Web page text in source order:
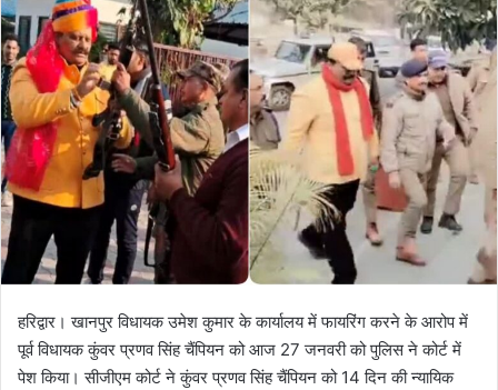
a
n
e
m
a
i
l
हरिद्वार। खानपुर विधायक उमेश कुमार के कार्यालय में फायरिंग करने के आरोप में
पूर्व विधायक कुंवर प्रणव सिंह चैंपियन को आज 27 जनवरी को पुलिस ने कोर्ट में
पेश किया। सीजीएम कोर्ट ने कुंवर प्रणव सिंह चैंपियन को 14 दिन की न्यायिक